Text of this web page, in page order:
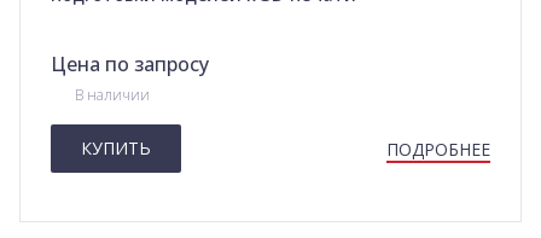
Цена по запросу
В наличии
КУПИТЬ ПОДРОБНЕЕ